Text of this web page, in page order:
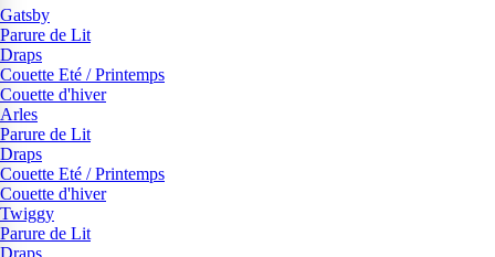
Gatsby
Parure de Lit
Draps
Couette Eté / Printemps
Couette d'hiver
Arles
Parure de Lit
Draps
Couette Eté / Printemps
Couette d'hiver
Twiggy
Parure de Lit